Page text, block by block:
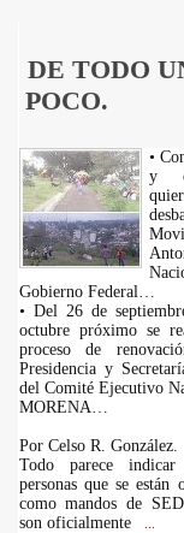
DE TODO
POCO.
•
y
Gobierno Federal…
• Del 26 de
octubre próximo se
proceso de
Presidencia y
del Comité Ejecutivo
MORENA…
Por Celso R. González.
Todo parece
personas que se están
como mandos de
son oficialmente